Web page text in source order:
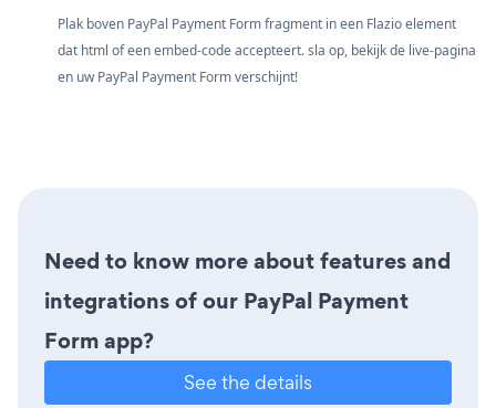
Plak boven PayPal Payment Form fragment in een Flazio element
dat html of een embed-code accepteert. sla op, bekijk de live-pagina
en uw PayPal Payment Form verschijnt!
Need to know more about features and
integrations of our PayPal Payment
Form app?
See the details